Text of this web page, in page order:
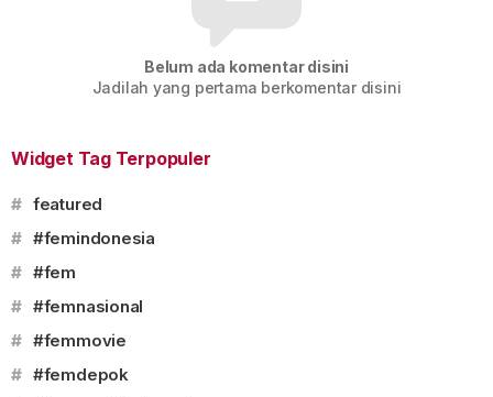
Belum ada komentar disini
Jadilah yang pertama berkomentar disini
Widget Tag Terpopuler
# featured
# #femindonesia
# #fem
# #femnasional
# #femmovie
# #femdepok